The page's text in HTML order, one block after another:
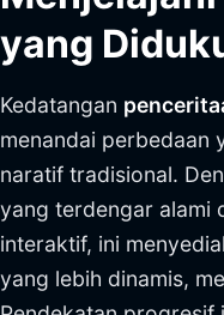
yang
Kedatangan
menandai perbedaan
naratif tradisional.
yang terdengar alami
interaktif, ini
yang lebih dinamis,